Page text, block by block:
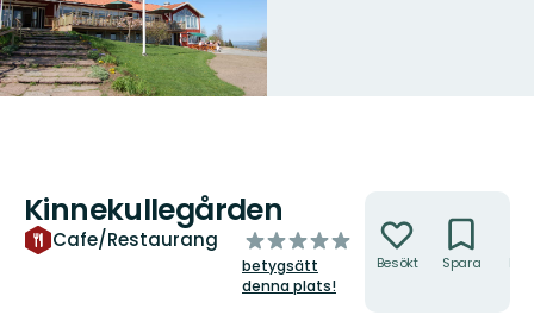
Kinnekullegården
Cafe/Restaurang
av
5
stjärnor
betygsätt
denna plats!
Besökt Spara